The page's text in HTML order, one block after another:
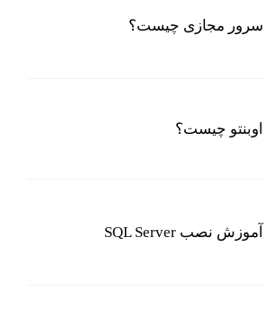
سرور مجازی چیست؟
اوبنتو چیست؟
آموزش نصب SQL Server